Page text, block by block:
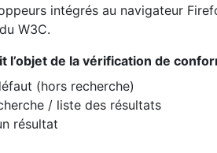
intégrés au navigateur
W3C.
l’objet de la vérification de
(hors recherche)
/ liste des résultats
résultat